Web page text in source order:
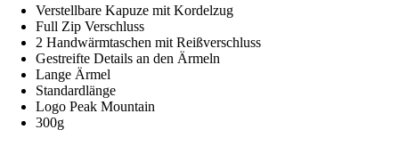
Verstellbare Kapuze mit Kordelzug
Full Zip Verschluss
2 Handwärmtaschen mit Reißverschluss
Gestreifte Details an den Ärmeln
Lange Ärmel
Standardlänge
Logo Peak Mountain
300g